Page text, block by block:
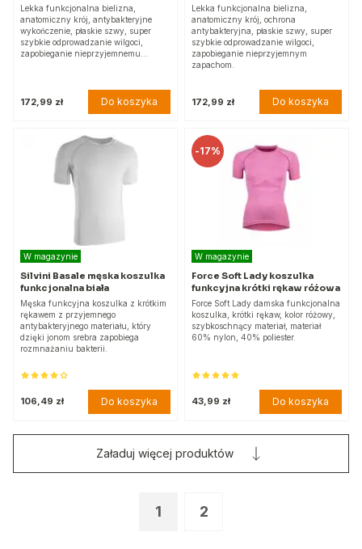
Lekka funkcjonalna bielizna,
anatomiczny krój, antybakteryjne
wykończenie, płaskie szwy, super
szybkie odprowadzanie wilgoci,
zapobieganie nieprzyjemnemu…
172,99 zł Do koszyka
Lekka funkcjonalna bielizna,
anatomiczny krój, ochrona
antybakteryjna, płaskie szwy, super
szybkie odprowadzanie wilgoci,
zapobieganie nieprzyjemnym
zapachom.
172,99 zł Do koszyka
W magazynie
Silvini Basale męska koszulka
funkcjonalna biała
Męska funkcyjna koszulka z krótkim
rękawem z przyjemnego
antybakteryjnego materiału, który
dzięki jonom srebra zapobiega
rozmnażaniu bakterii.
106,49 zł Do koszyka
-17%
W magazynie
Force Soft Lady koszulka
funkcyjna krótki rękaw różowa
Force Soft Lady damska funkcjonalna
koszulka, krótki rękaw, kolor różowy,
szybkoschnący materiał, materiał
60% nylon, 40% poliester.
43,99 zł Do koszyka
1 2
Załaduj więcej produktów